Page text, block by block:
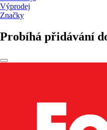
Výprodej
Značky
Probíhá přidávání